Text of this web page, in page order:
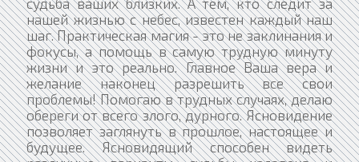
судьба ваших близких. А тем, кто следит за
нашей жизнью с небес, известен каждый наш
шаг. Практическая магия - это не заклинания и
фокусы, а помощь в самую трудную минуту
жизни и это реально. Главное Ваша вера и
желание наконец разрешить все свои
проблемы! Помогаю в трудных случаях, делаю
обереги от всего злого, дурного. Ясновидение
позволяет заглянуть в прошлое, настоящее и
будущее. Ясновидящий способен видеть